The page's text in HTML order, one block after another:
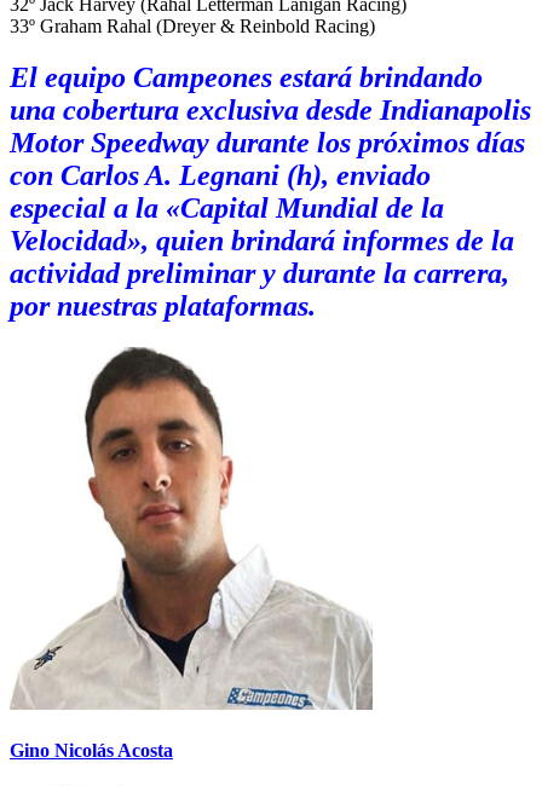
33º Graham Rahal (Dreyer & Reinbold Racing)
El equipo Campeones estará brindando
una cobertura exclusiva desde Indianapolis
Motor Speedway durante los próximos días
con Carlos A. Legnani (h), enviado
especial a la «Capital Mundial de la
Velocidad», quien brindará informes de la
actividad preliminar y durante la carrera,
por nuestras plataformas.
Gino Nicolás Acosta